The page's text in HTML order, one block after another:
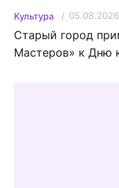
Культура 05.08.2026
Старый город
Мастеров» к Дню